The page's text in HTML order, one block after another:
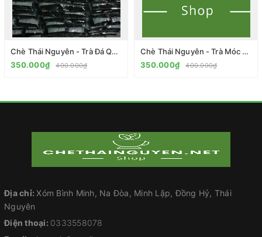
Chè Thái Nguyên - Trà Đá Quốc Dân
350.000₫
400.000₫
Chè Thái Nguyên - Trà Móc Câu TQH01
350.000₫
400.000₫
Địa chỉ: Xóm Bình Minh, Na Đòa, Minh Lập, Đồng Hỷ, Thái
Nguyên
Điện thoại: 0333558078